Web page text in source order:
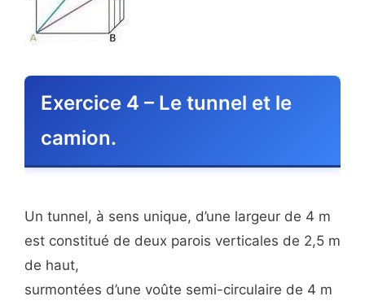
Exercice 4 – Le tunnel et le
camion.
Un tunnel, à sens unique, d’une largeur de 4 m
est constitué de deux parois verticales de 2,5 m
de haut,
surmontées d’une voûte semi-circulaire de 4 m